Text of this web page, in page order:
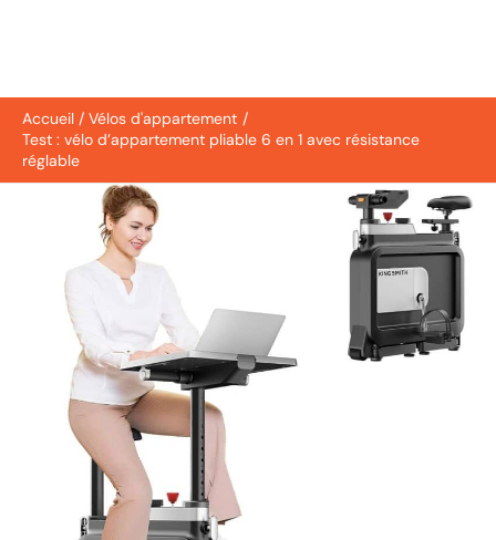
Accueil
Vélos d'appartement
Test : vélo d’appartement pliable 6 en 1 avec résistance
réglable